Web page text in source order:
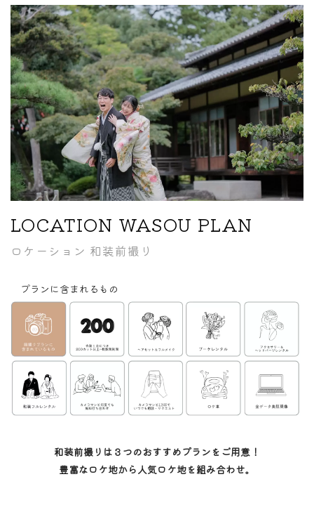
LOCATION WASOU PLAN
ロケーション 和装前撮り
プランに含まれるもの
和装前撮りは３つのおすすめプランをご用意！
豊富なロケ地から人気ロケ地を組み合わせ。